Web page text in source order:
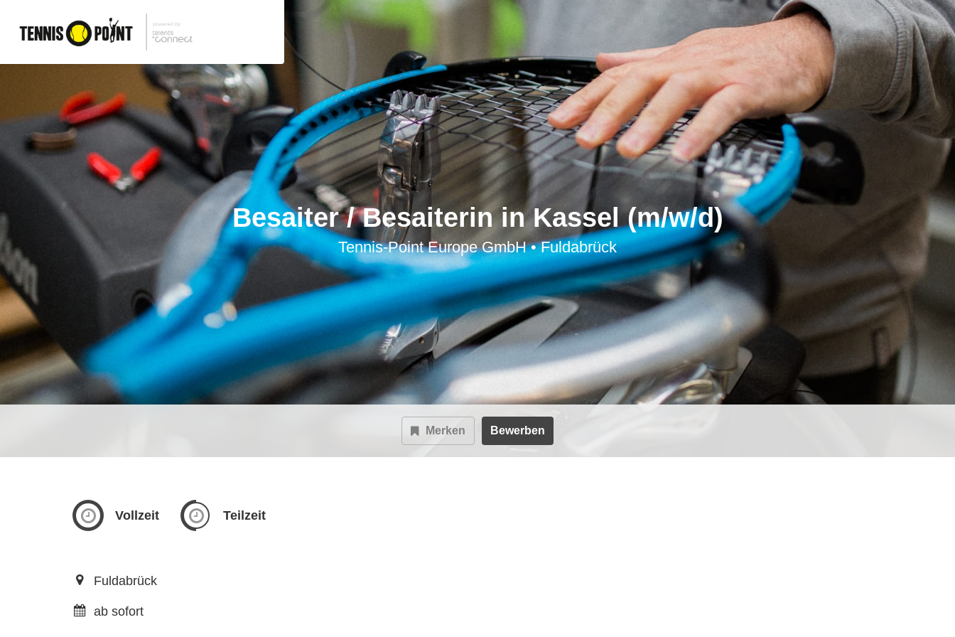
Besaiter / Besaiterin in Kassel (m/w/d)
Tennis-Point Europe GmbH • Fuldabrück
Merken Bewerben
Vollzeit Teilzeit
Fuldabrück
ab sofort